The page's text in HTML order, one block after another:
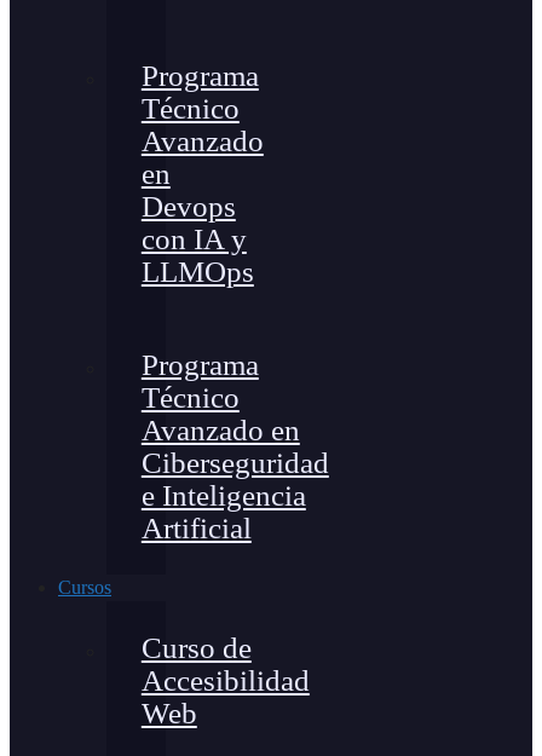
Programa
Técnico
Avanzado
en
Devops
con IA y
LLMOps
Programa
Técnico
Avanzado en
Ciberseguridad
e Inteligencia
Artificial
Cursos
Curso de
Accesibilidad
Web